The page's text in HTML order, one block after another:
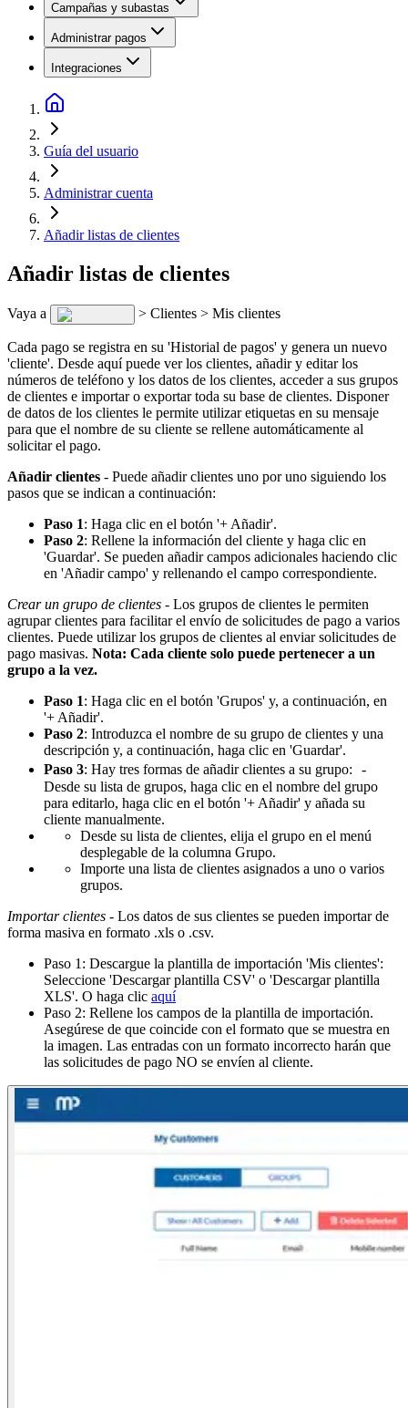
Campañas y subastas
Administrar pagos
Integraciones
Guía del usuario
Administrar cuenta
Añadir listas de clientes
Añadir listas de clientes
Vaya a > Clientes > Mis clientes
Cada pago se registra en su 'Historial de pagos' y genera un nuevo
'cliente'. Desde aquí puede ver los clientes, añadir y editar los
números de teléfono y los datos de los clientes, acceder a sus grupos
de clientes e importar o exportar toda su base de clientes. Disponer
de datos de los clientes le permite utilizar etiquetas en su mensaje
para que el nombre de su cliente se rellene automáticamente al
solicitar el pago.
Añadir clientes - Puede añadir clientes uno por uno siguiendo los
pasos que se indican a continuación:
Paso 1: Haga clic en el botón '+ Añadir'.
Paso 2: Rellene la información del cliente y haga clic en
'Guardar'. Se pueden añadir campos adicionales haciendo clic
en 'Añadir campo' y rellenando el campo correspondiente.
Crear un grupo de clientes - Los grupos de clientes le permiten
agrupar clientes para facilitar el envío de solicitudes de pago a varios
clientes. Puede utilizar los grupos de clientes al enviar solicitudes de
pago masivas. Nota: Cada cliente solo puede pertenecer a un
grupo a la vez.
Paso 1: Haga clic en el botón 'Grupos' y, a continuación, en
'+ Añadir'.
Paso 2: Introduzca el nombre de su grupo de clientes y una
descripción y, a continuación, haga clic en 'Guardar'.
Paso 3: Hay tres formas de añadir clientes a su grupo: -
Desde su lista de grupos, haga clic en el nombre del grupo
para editarlo, haga clic en el botón '+ Añadir' y añada su
cliente manualmente.
Desde su lista de clientes, elija el grupo en el menú
desplegable de la columna Grupo.
Importe una lista de clientes asignados a uno o varios
grupos.
Importar clientes - Los datos de sus clientes se pueden importar de
forma masiva en formato .xls o .csv.
Paso 1: Descargue la plantilla de importación 'Mis clientes':
Seleccione 'Descargar plantilla CSV' o 'Descargar plantilla
XLS'. O haga clic aquí
Paso 2: Rellene los campos de la plantilla de importación.
Asegúrese de que coincide con el formato que se muestra en
la imagen. Las entradas con un formato incorrecto harán que
las solicitudes de pago NO se envíen al cliente.